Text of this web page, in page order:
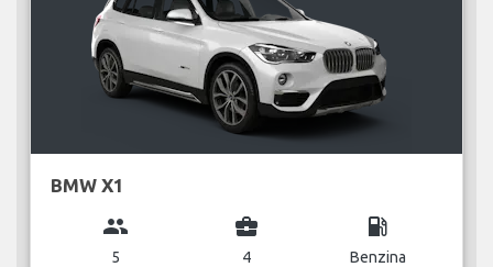
BMW X1
group
5
business_center
4
local_gas_station
Benzina